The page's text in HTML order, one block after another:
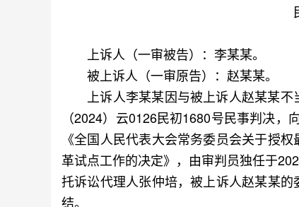
上诉人（一审被告）：李某某。
被上诉人（一审原告）：赵某某。
上诉人李某某因与被上诉人赵某某不
（2024）云0126民初1680号民事判决
《全国人民代表大会常务委员会关于授
革试点工作的决定》，由审判员独任于
托诉讼代理人张仲培，被上诉人赵某某
结。